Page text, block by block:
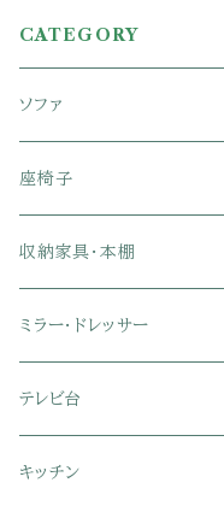
CATEGORY
ソファ
1人掛けソファ
2人掛けソファ
3人掛けソファ
フロアソファ・ローソファ
ソファベッド
座椅子
1人掛け座椅子
2人掛け座椅子
リクライニング座椅子
肘付き座椅子
収納家具・本棚
カラーボックス
本棚・書棚
衣類・タンス・チェスト
ミラー・ドレッサー
ドレッサー・鏡台
ミラー・スタンドミラー
テレビ台
壁面収納・ハイタイプテレビ
キッチン